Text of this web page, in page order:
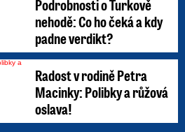
Podrobnosti o Turkově
nehodě: Co ho čeká a kdy
padne verdikt?
Radost v rodině Petra
Macinky: Polibky a růžová
oslava!